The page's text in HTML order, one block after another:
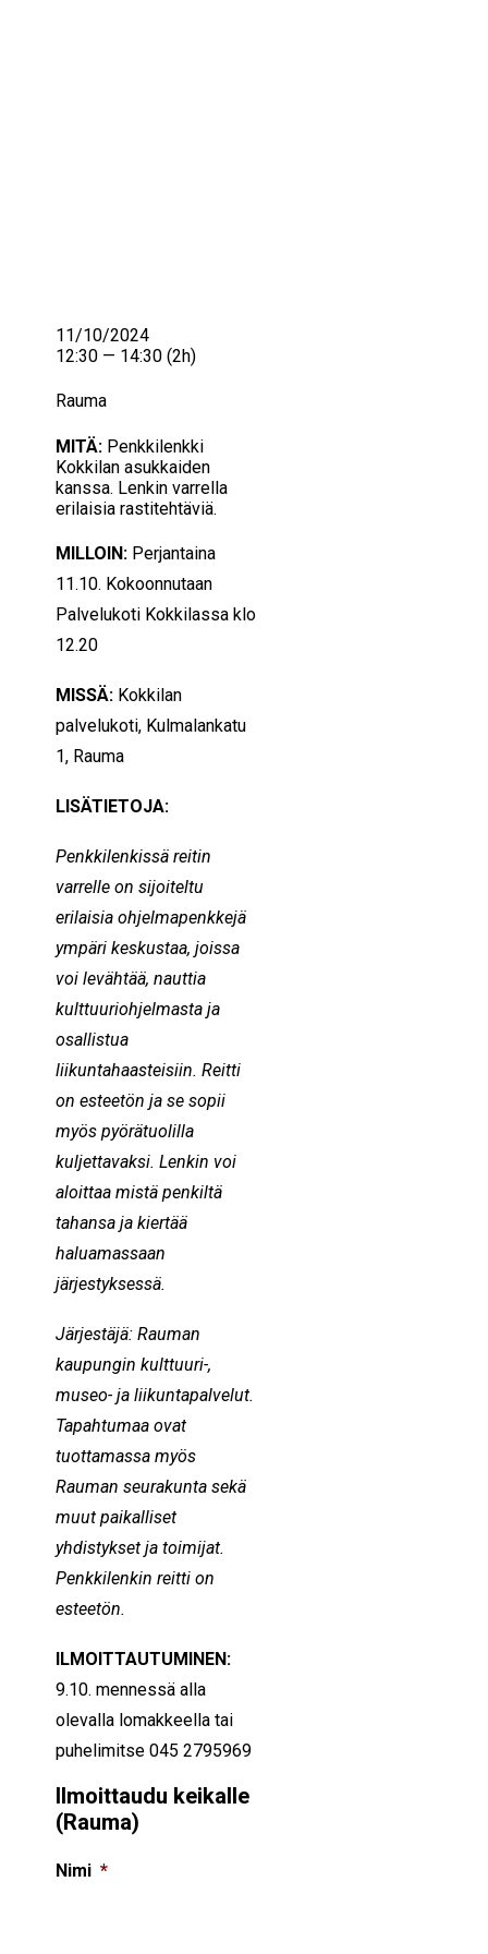
MITÄ: Penkkilenkki
Kokkilan asukkaiden
kanssa. Lenkin varrella
erilaisia rastitehtäviä.
MILLOIN: Perjantaina
11.10. Kokoonnutaan
Palvelukoti Kokkilassa klo
12.20
MISSÄ: Kokkilan
palvelukoti, Kulmalankatu
1, Rauma
LISÄTIETOJA:
Penkkilenkissä reitin
varrelle on sijoiteltu
erilaisia ohjelmapenkkejä
ympäri keskustaa, joissa
voi levähtää, nauttia
kulttuuriohjelmasta ja
osallistua
liikuntahaasteisiin. Reitti
on esteetön ja se sopii
myös pyörätuolilla
kuljettavaksi. Lenkin voi
aloittaa mistä penkiltä
tahansa ja kiertää
haluamassaan
järjestyksessä.
Järjestäjä: Rauman
kaupungin kulttuuri-,
museo- ja liikuntapalvelut.
Tapahtumaa ovat
tuottamassa myös
Rauman seurakunta sekä
muut paikalliset
yhdistykset ja toimijat.
Penkkilenkin reitti on
esteetön.
ILMOITTAUTUMINEN:
9.10. mennessä alla
olevalla lomakkeella tai
puhelimitse 045 2795969
Ilmoittaudu keikalle
(Rauma)
Nimi *
11/10/2024
12:30 — 14:30 (2h)
Rauma